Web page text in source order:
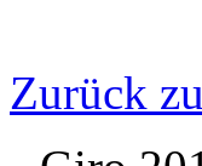
Zurück